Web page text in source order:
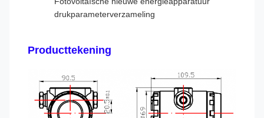
drukparameterverzameling
Producttekening